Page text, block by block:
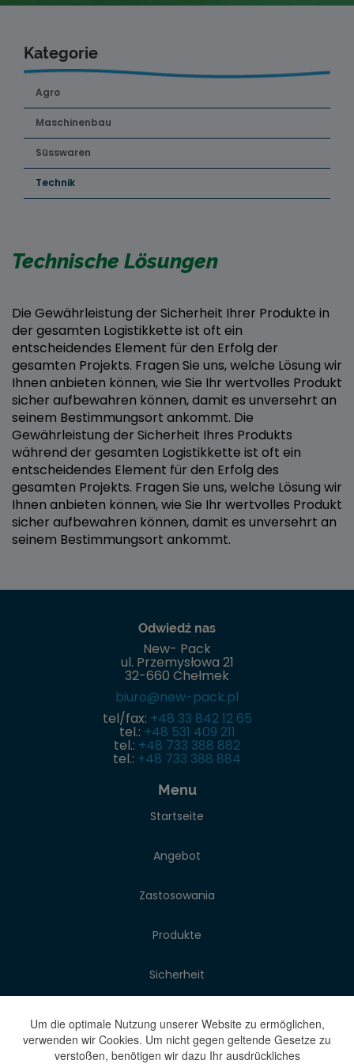
Kategorie
Agro
Maschinenbau
Süsswaren
Technik
Technische Lösungen
Die Gewährleistung der Sicherheit Ihrer Produkte in
der gesamten Logistikkette ist oft ein
entscheidendes Element für den Erfolg der
gesamten Projekts. Fragen Sie uns, welche Lösung wir
Ihnen anbieten können, wie Sie Ihr wertvolles Produkt
sicher aufbewahren können, damit es unversehrt an
seinem Bestimmungsort ankommt. Die
Gewährleistung der Sicherheit Ihres Produkts
während der gesamten Logistikkette ist oft ein
entscheidendes Element für den Erfolg des
gesamten Projekts. Fragen Sie uns, welche Lösung wir
Ihnen anbieten können, wie Sie Ihr wertvolles Produkt
sicher aufbewahren können, damit es unversehrt an
seinem Bestimmungsort ankommt.
Odwiedź nas
New- Pack
ul. Przemysłowa 21
32-660 Chełmek
biuro@new-pack.pl
tel/fax: +48 33 842 12 65
tel.: +48 531 409 211
tel.: +48 733 388 882
tel.: +48 733 388 884
Menu
Startseite
Angebot
Zastosowania
Produkte
Sicherheit
Blog
Um die optimale Nutzung unserer Website zu ermöglichen,
verwenden wir Cookies. Um nicht gegen geltende Gesetze zu
verstoßen, benötigen wir dazu Ihr ausdrückliches